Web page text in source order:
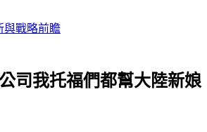
與戰略前瞻
司我托福們都幫大陸新娘